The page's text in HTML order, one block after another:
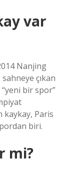
var
Nanjing
çıkan
bir spor”
kaykay, Paris
biri.
mi?